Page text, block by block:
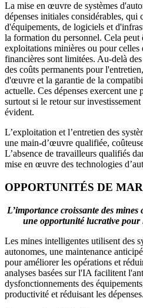
La mise en œuvre de systèmes
dépenses initiales considérables,
d'équipements, de logiciels et
la formation du personnel. Cela
exploitations minières ou pour celles
financières sont limitées. Au-delà
des coûts permanents pour
d'œuvre et la garantie de la
actuelle. Ces dépenses exercent une
surtout si le retour sur
évident.
L’exploitation et l’entretien des
une main-d’œuvre qualifiée,
L’absence de travailleurs qualifiés
mise en œuvre des technologies
OPPORTUNITÉS DE
L’importance croissante des
une opportunité lucrative pour
Les mines intelligentes utilisent des
autonomes, une maintenance
pour améliorer les opérations et
analyses basées sur l'IA facilitent
dysfonctionnements des
productivité et réduisant les dépenses.